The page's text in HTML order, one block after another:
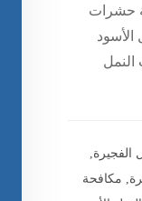
حشرات
الأسود
النمل
الفجيرة
مكافحة